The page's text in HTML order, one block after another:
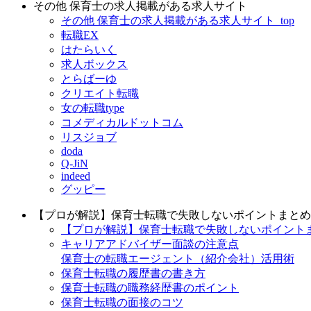
その他 保育士の求人掲載がある求人サイト
その他 保育士の求人掲載がある求人サイト_top
転職EX
はたらいく
求人ボックス
とらばーゆ
クリエイト転職
女の転職type
コメディカルドットコム
リスジョブ
doda
Q-JiN
indeed
グッピー
【プロが解説】保育士転職で失敗しないポイントまとめ
【プロが解説】保育士転職で失敗しないポイント
キャリアアドバイザー面談の注意点
保育士の転職エージェント（紹介会社）活用術
保育士転職の履歴書の書き方
保育士転職の職務経歴書のポイント
保育士転職の面接のコツ